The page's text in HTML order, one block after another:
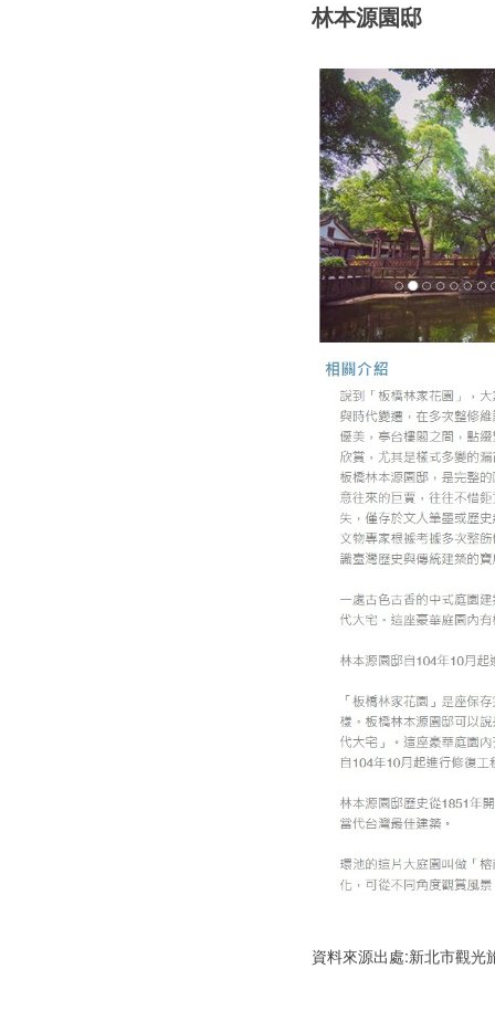
林本源園邸
資料來源出處:新北市觀光